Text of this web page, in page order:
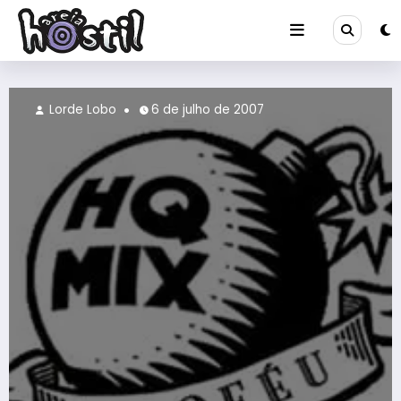
Pular
para
conteúdo
Lorde Lobo 14 de abril de 2007